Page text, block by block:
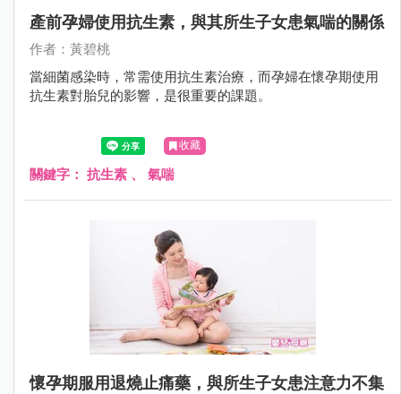
產前孕婦使用抗生素，與其所生子女患氣喘的關係
作者：黃碧桃
當細菌感染時，常需使用抗生素治療，而孕婦在懷孕期使用
抗生素對胎兒的影響，是很重要的課題。
收藏
關鍵字： 抗生素 、 氣喘
懷孕期服用退燒止痛藥，與所生子女患注意力不集